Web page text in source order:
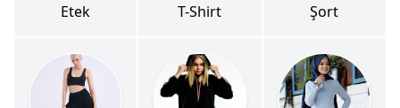
Etek T-Shirt Şort